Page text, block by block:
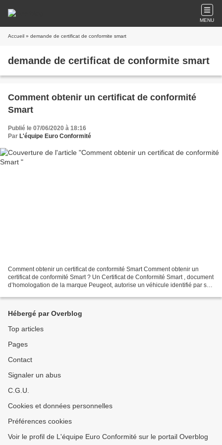
MENU
Accueil » demande de certificat de conformite smart
demande de certificat de conformite smart
Comment obtenir un certificat de conformité
Smart
Publié le 07/06/2020 à 18:16
Par L'équipe Euro Conformité
Comment obtenir un certificat de conformité Smart Comment obtenir un
certificat de conformité Smart ? Un Certificat de Conformité Smart , document
d’homologation de la marque Peugeot, autorise un véhicule identifié par son
Hébergé par Overblog
Top articles
Pages
Contact
Signaler un abus
C.G.U.
Cookies et données personnelles
Préférences cookies
Voir le profil de L'équipe Euro Conformité sur le portail Overblog